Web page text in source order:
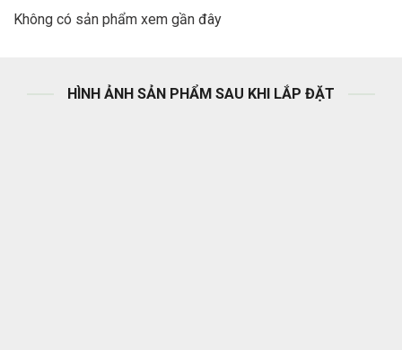
Không có sản phẩm xem gần đây
HÌNH ẢNH SẢN PHẨM SAU KHI LẮP ĐẶT